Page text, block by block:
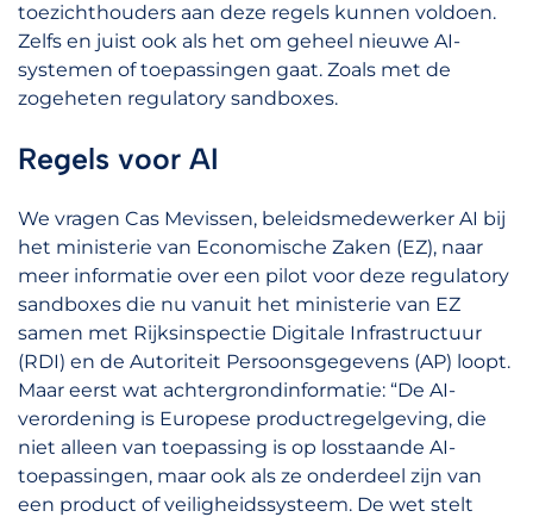
toezichthouders aan deze regels kunnen voldoen.
Zelfs en juist ook als het om geheel nieuwe AI-
systemen of toepassingen gaat. Zoals met de
zogeheten regulatory sandboxes.
Regels voor AI
We vragen Cas Mevissen, beleidsmedewerker AI bij
het ministerie van Economische Zaken (EZ), naar
meer informatie over een pilot voor deze regulatory
sandboxes die nu vanuit het ministerie van EZ
samen met Rijksinspectie Digitale Infrastructuur
(RDI) en de Autoriteit Persoonsgegevens (AP) loopt.
Maar eerst wat achtergrondinformatie: “De AI-
verordening is Europese productregelgeving, die
niet alleen van toepassing is op losstaande AI-
toepassingen, maar ook als ze onderdeel zijn van
een product of veiligheidssysteem. De wet stelt